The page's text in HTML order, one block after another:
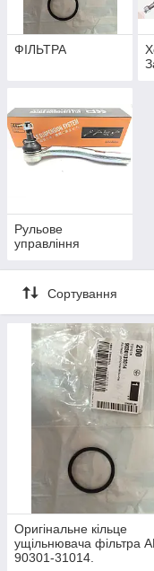
ФІЛЬТРА
Рульове
управління
Сортування
Оригінальне кільце
ущільнювача фільтра
90301-31014.